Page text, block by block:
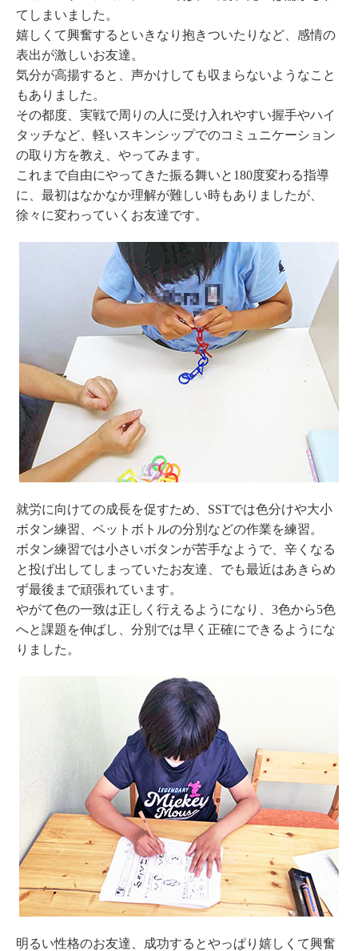
てしまいました。
嬉しくて興奮するといきなり抱きついたりなど、感情の
表出が激しいお友達。
気分が高揚すると、声かけしても収まらないようなこと
もありました。
その都度、実戦で周りの人に受け入れやすい握手やハイ
タッチなど、軽いスキンシップでのコミュニケーション
の取り方を教え、やってみます。
これまで自由にやってきた振る舞いと180度変わる指導
に、最初はなかなか理解が難しい時もありましたが、
徐々に変わっていくお友達です。
就労に向けての成長を促すため、SSTでは色分けや大小
ボタン練習、ペットボトルの分別などの作業を練習。
ボタン練習では小さいボタンが苦手なようで、辛くなる
と投げ出してしまっていたお友達、でも最近はあきらめ
ず最後まで頑張れています。
やがて色の一致は正しく行えるようになり、3色から5色
へと課題を伸ばし、分別では早く正確にできるようにな
りました。
明るい性格のお友達、成功するとやっぱり嬉しくて興奮